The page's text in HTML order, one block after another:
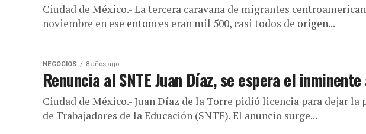
Ciudad de México.- La tercera caravana de migrantes
noviembre en ese entonces eran mil 500, casi todos de origen...
NEGOCIOS 8 años ago
Renuncia al SNTE Juan Díaz, se espera el
Ciudad de México.- Juan Díaz de la Torre pidió licencia para dejar
de Trabajadores de la Educación (SNTE). El anuncio surge...